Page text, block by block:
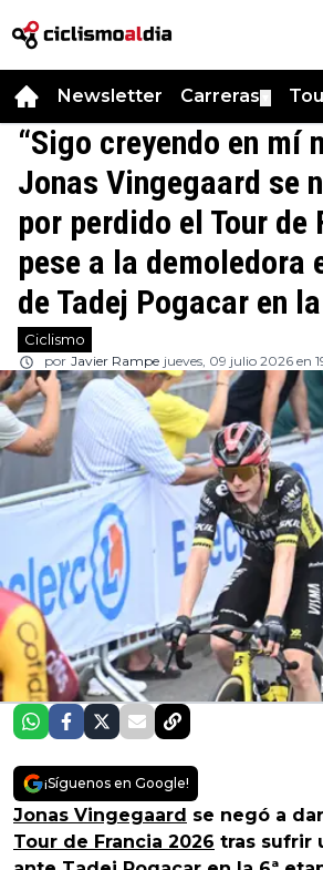
Newsletter Carreras
“Sigo creyendo en mí
Jonas Vingegaard se
por perdido el Tour de
pese a la demoledora
de Tadej Pogacar en
Ciclismo
por Javier Rampe jueves, 09 julio 2026 en
¡Síguenos en Google!
Jonas Vingegaard se negó a
Tour de Francia 2026 tras sufrir